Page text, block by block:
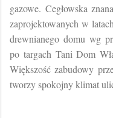
gazowe. Cegłowska
zaprojektowanych w
drewnianego domu wg
po targach Tani Dom
Większość zabudowy
tworzy spokojny klimat